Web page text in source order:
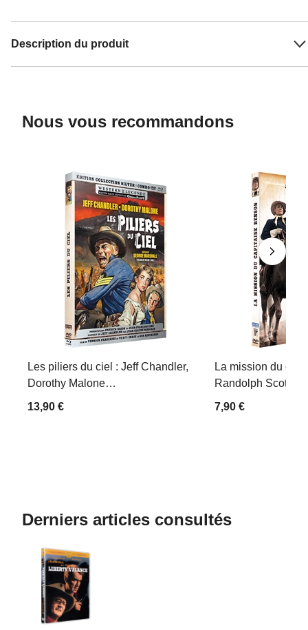
Description du produit
Nous vous recommandons
Les piliers du ciel : Jeff Chandler,
Dorothy Malone…
13,90 €
La mission du
Randolph Scott,
7,90 €
Derniers articles consultés